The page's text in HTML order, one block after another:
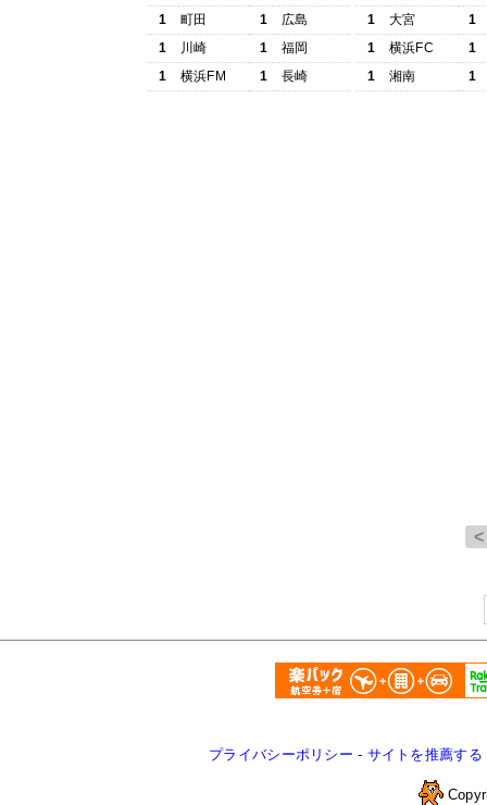
1
町田 1
広島
1
川崎 1
福岡
1
横浜FM 1 長崎
1
大宮
1
1
横浜FC
1
1
湘南 1
プライバシーポリシー - サイトを推薦する